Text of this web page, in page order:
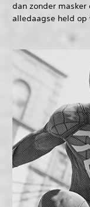
dan zonder
alledaagse held op